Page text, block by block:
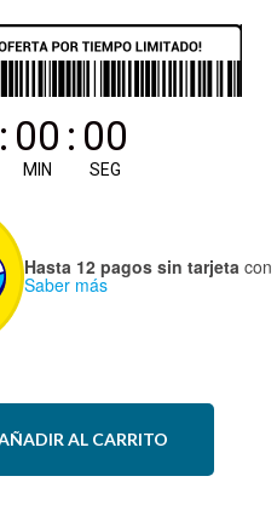
: 00
MIN
: 00
SEG
Hasta 12 pagos sin tarjeta con
Saber más
AL CARRITO